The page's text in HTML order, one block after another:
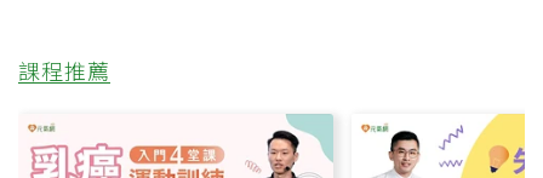
課程推薦